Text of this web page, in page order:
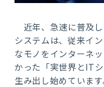
近年、急速に普及
システムは、従来イ
なモノをインターネッ
かった「実世界とIT
生み出し始めています